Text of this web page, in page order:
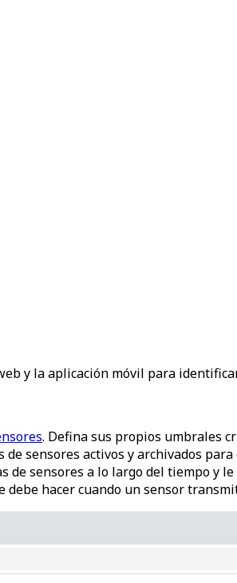
y la aplicación móvil para
. Defina sus propios umbrales
sensores activos y archivados
sensores a lo largo del tiempo y
debe hacer cuando un sensor